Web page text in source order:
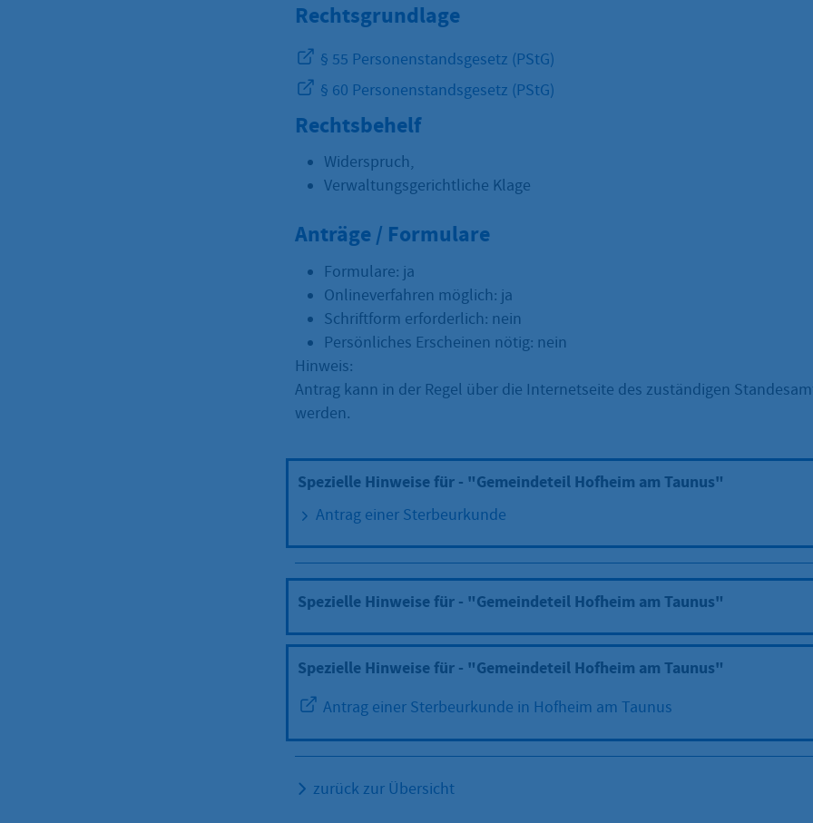
Rechtsgrundlage
§ 55 Personenstandsgesetz (PStG)
§ 60 Personenstandsgesetz (PStG)
Rechtsbehelf
Widerspruch,
Verwaltungsgerichtliche Klage
Anträge / Formulare
Formulare: ja
Onlineverfahren möglich: ja
Schriftform erforderlich: nein
Persönliches Erscheinen nötig: nein
Hinweis:
Antrag kann in der Regel über die Internetseite des zuständigen
werden.
Spezielle Hinweise für - "Gemeindeteil Hofheim am Taunus"
Antrag einer Sterbeurkunde
Spezielle Hinweise für - "Gemeindeteil Hofheim am Taunus"
Spezielle Hinweise für - "Gemeindeteil Hofheim am Taunus"
Antrag einer Sterbeurkunde in Hofheim am Taunus
zurück zur Übersicht